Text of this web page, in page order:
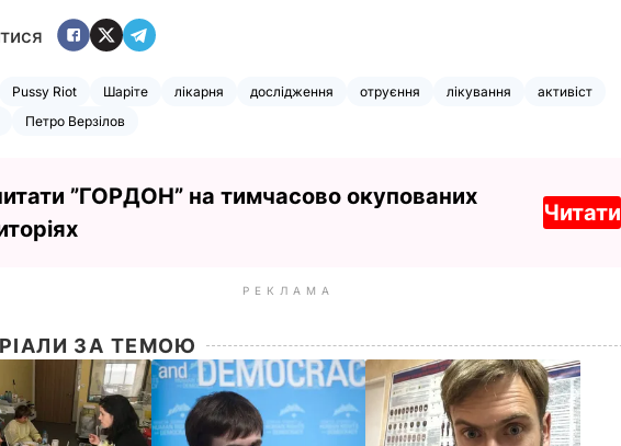
Pussy Riot Шаріте лікарня дослідження отруєння лікування
активіст
Петро Верзілов
”ГОРДОН” на тимчасово окупованих
Читати
РЕКЛАМА
ЗА ТЕМОЮ